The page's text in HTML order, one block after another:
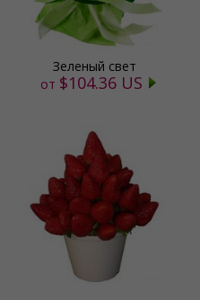
Зеленый свет
от $104.36 US